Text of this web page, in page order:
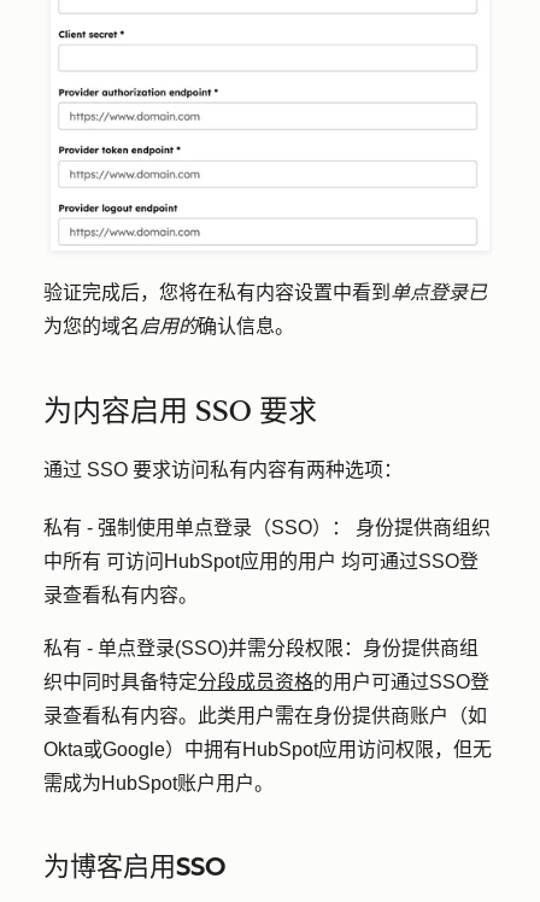
验证完成后，您将在私有内容设置中看到 单点登录已
为您的域名 启用的确认信息。
为内容启用 SSO 要求
通过 SSO 要求访问私有内容有两种选项：
私有 - 强制使用单点登录（SSO）： 身份提供商组织
中所有 可访问HubSpot应用 的用户 均可通过SSO登
录查看私有内容。
私有 - 单点登录(SSO)并需分段权限： 身份提供商组
织中同时具备特定分段成员资格的用户可通过SSO登
录查看私有内容。此类用户需在身份提供商账户（如
Okta或Google）中拥有HubSpot应用访问权限，但无
需成为HubSpot账户用户。
为博客启用SSO